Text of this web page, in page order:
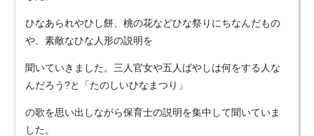
ひなあられやひし餅、桃の花などひな祭りにちなんだもの
や、素敵なひな人形の説明を
聞いていきました。三人官女や五人ばやしは何をする人な
んだろう?と「たのしいひなまつり」
の歌を思い出しながら保育士の説明を集中して聞いていま
した。